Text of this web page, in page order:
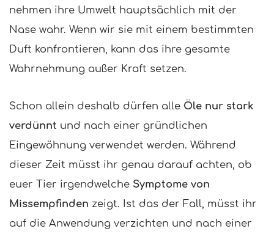
nehmen ihre Umwelt hauptsächlich mit der
Nase wahr. Wenn wir sie mit einem bestimmten
Duft konfrontieren, kann das ihre gesamte
Wahrnehmung außer Kraft setzen.
Schon allein deshalb dürfen alle Öle nur stark
verdünnt und nach einer gründlichen
Eingewöhnung verwendet werden. Während
dieser Zeit müsst ihr genau darauf achten, ob
euer Tier irgendwelche Symptome von
Missempfinden zeigt. Ist das der Fall, müsst ihr
auf die Anwendung verzichten und nach einer